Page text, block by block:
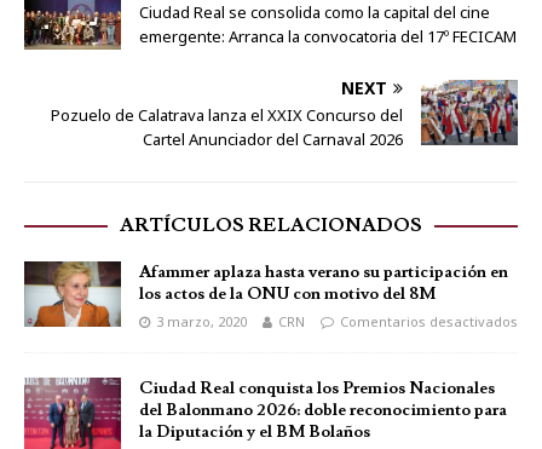
Ciudad Real se consolida como la capital del cine
emergente: Arranca la convocatoria del 17º FECICAM
NEXT
Pozuelo de Calatrava lanza el XXIX Concurso del
Cartel Anunciador del Carnaval 2026
ARTÍCULOS RELACIONADOS
Afammer aplaza hasta verano su participación en
los actos de la ONU con motivo del 8M
3 marzo, 2020 CRN Comentarios desactivados
Ciudad Real conquista los Premios Nacionales
del Balonmano 2026: doble reconocimiento para
la Diputación y el BM Bolaños